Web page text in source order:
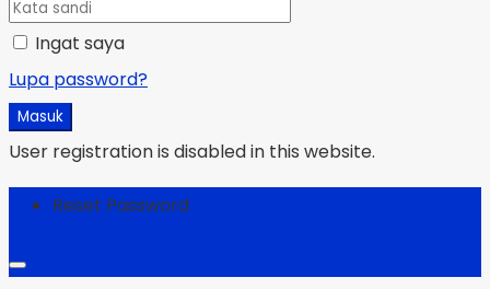
Ingat saya
Lupa password?
Masuk
User registration is disabled in this website.
Reset Password